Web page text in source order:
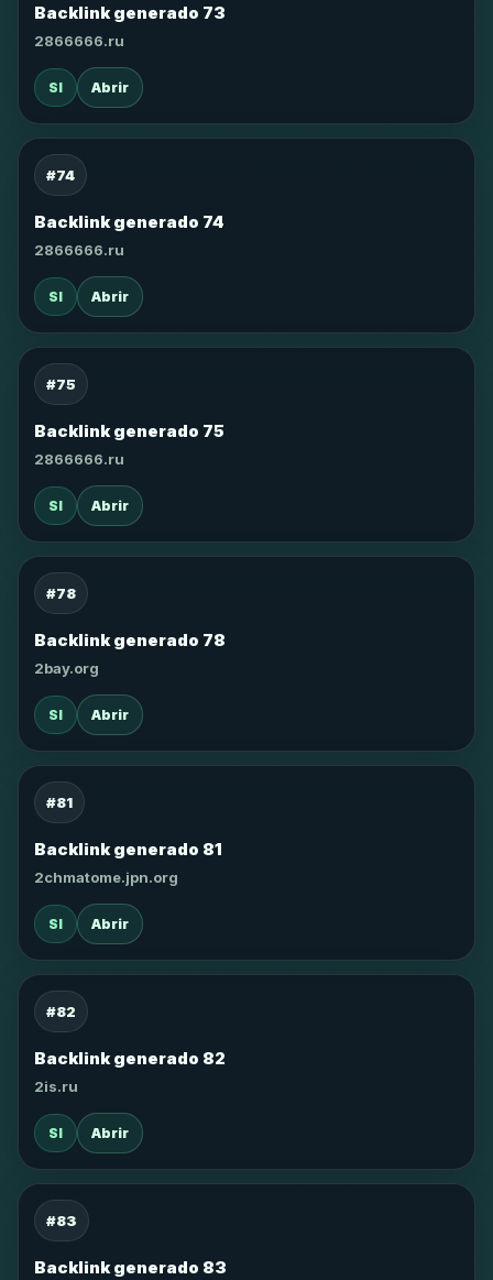
Backlink generado 73
2866666.ru
SI Abrir
#74
Backlink generado 74
2866666.ru
SI Abrir
#75
Backlink generado 75
2866666.ru
SI Abrir
#78
Backlink generado 78
2bay.org
SI Abrir
#81
Backlink generado 81
2chmatome.jpn.org
SI Abrir
#82
Backlink generado 82
2is.ru
SI Abrir
#83
Backlink generado 83